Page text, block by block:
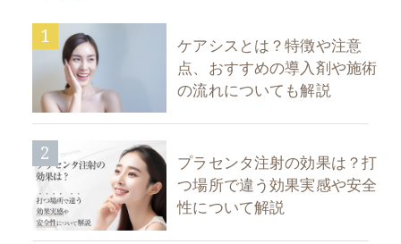
1
ケアシスとは？特徴や注意
点、おすすめの導入剤や施術
の流れについても解説
2
プラセンタ注射の効果は？打
つ場所で違う効果実感や安全
性について解説